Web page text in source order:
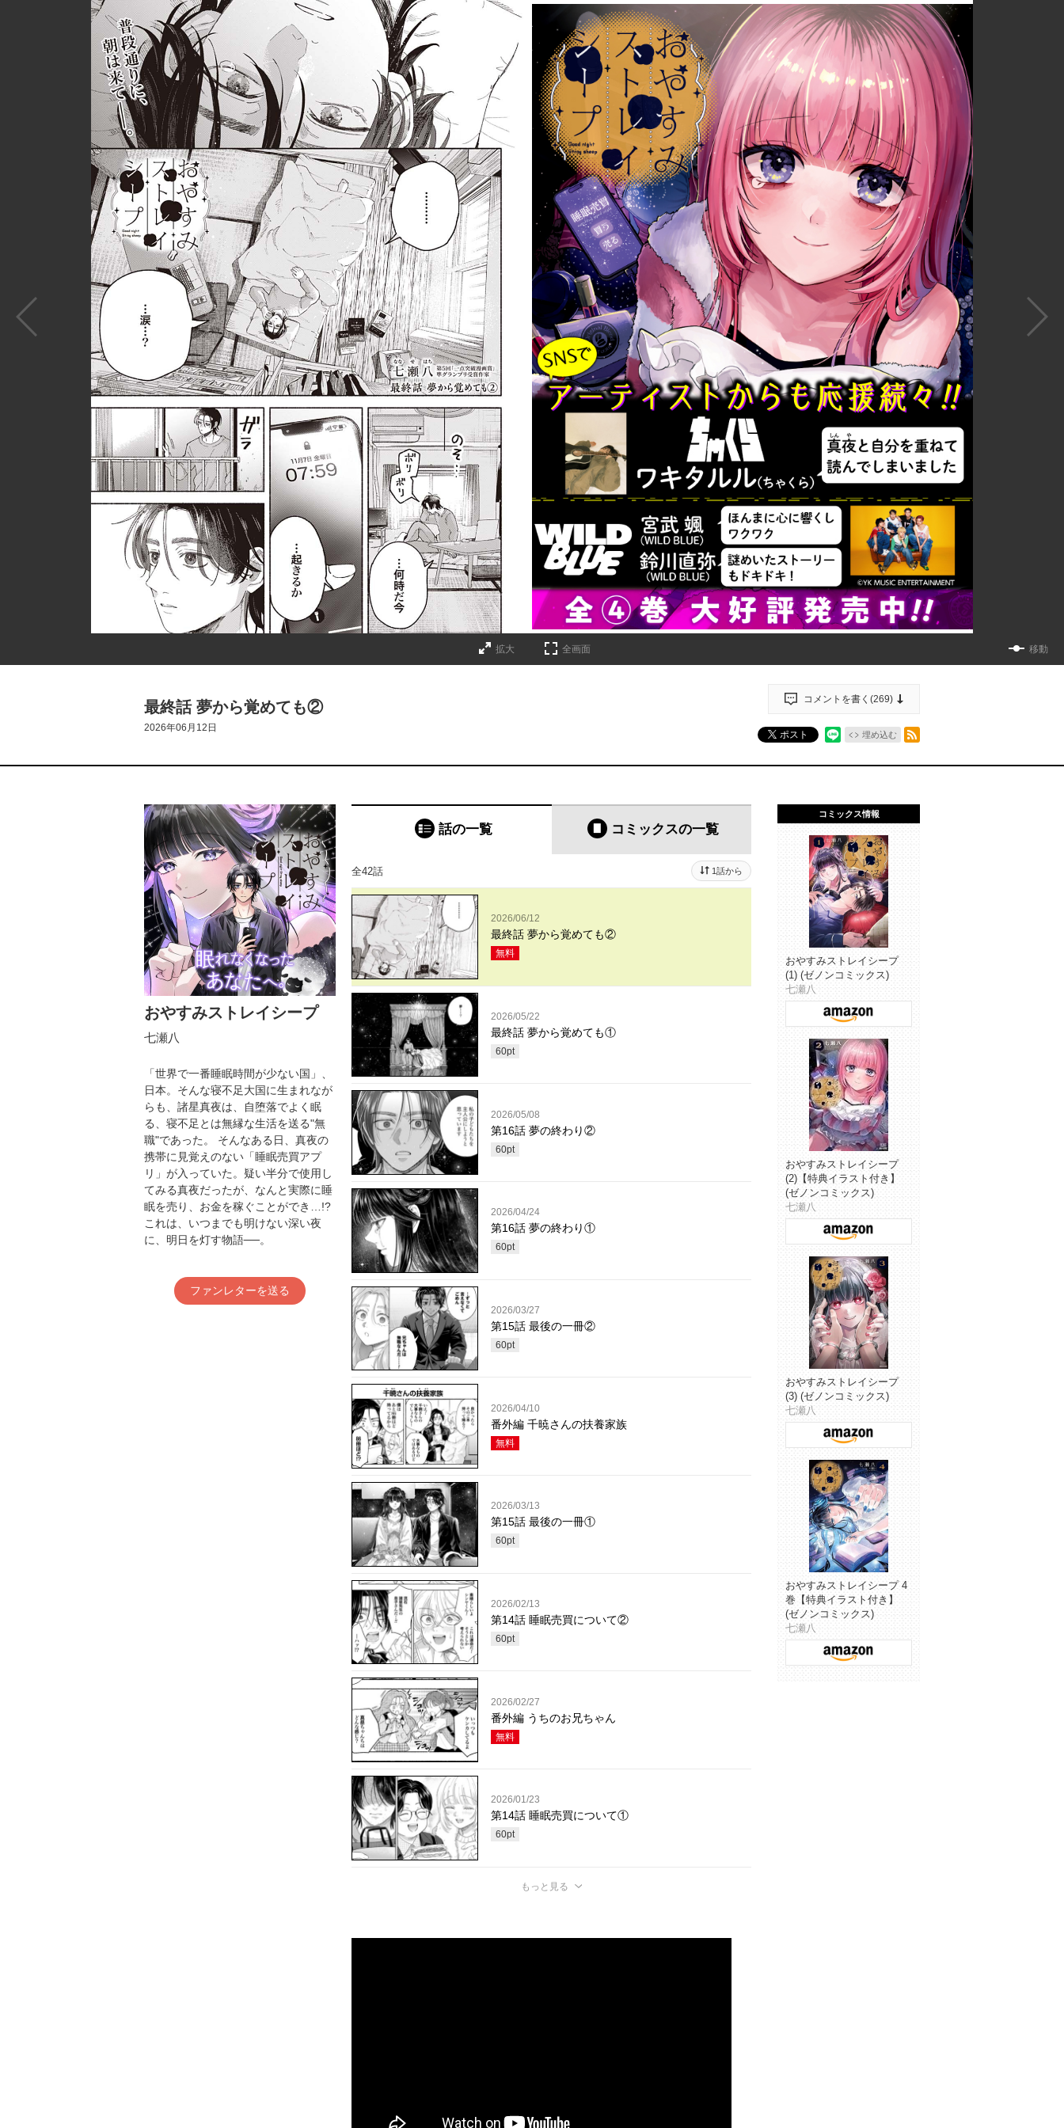
拡大 全画面 移動
最終話 夢から覚めても②
2026年06月12日
コメントを書く(269)
ポスト 埋め込む
おやすみストレイシープ
七瀬八
「世界で一番睡眠時間が少ない国」、
日本。そんな寝不足大国に生まれなが
らも、諸星真夜は、自堕落でよく眠
る、寝不足とは無縁な生活を送る"無
職"であった。 そんなある日、真夜の
携帯に見覚えのない「睡眠売買アプ
リ」が入っていた。疑い半分で使用し
てみる真夜だったが、なんと実際に睡
眠を売り、お金を稼ぐことができ…!?
これは、いつまでも明けない深い夜
に、明日を灯す物語──。
ファンレターを送る
話の一覧 コミックスの一覧
全42話 1話から
2026/06/12
最終話 夢から覚めても②
無料
2026/05/22
最終話 夢から覚めても①
60pt
2026/05/08
第16話 夢の終わり②
60pt
2026/04/24
第16話 夢の終わり①
60pt
2026/03/27
第15話 最後の一冊②
60pt
2026/04/10
番外編 千暁さんの扶養家族
無料
2026/03/13
第15話 最後の一冊①
60pt
2026/02/13
第14話 睡眠売買について②
60pt
2026/02/27
番外編 うちのお兄ちゃん
無料
2026/01/23
第14話 睡眠売買について①
60pt
もっと見る
コミックス情報
おやすみストレイシープ
(1) (ゼノンコミックス)
七瀬八
おやすみストレイシープ
(2)【特典イラスト付き】
(ゼノンコミックス)
七瀬八
おやすみストレイシープ
(3) (ゼノンコミックス)
七瀬八
おやすみストレイシープ 4
巻【特典イラスト付き】
(ゼノンコミックス)
七瀬八